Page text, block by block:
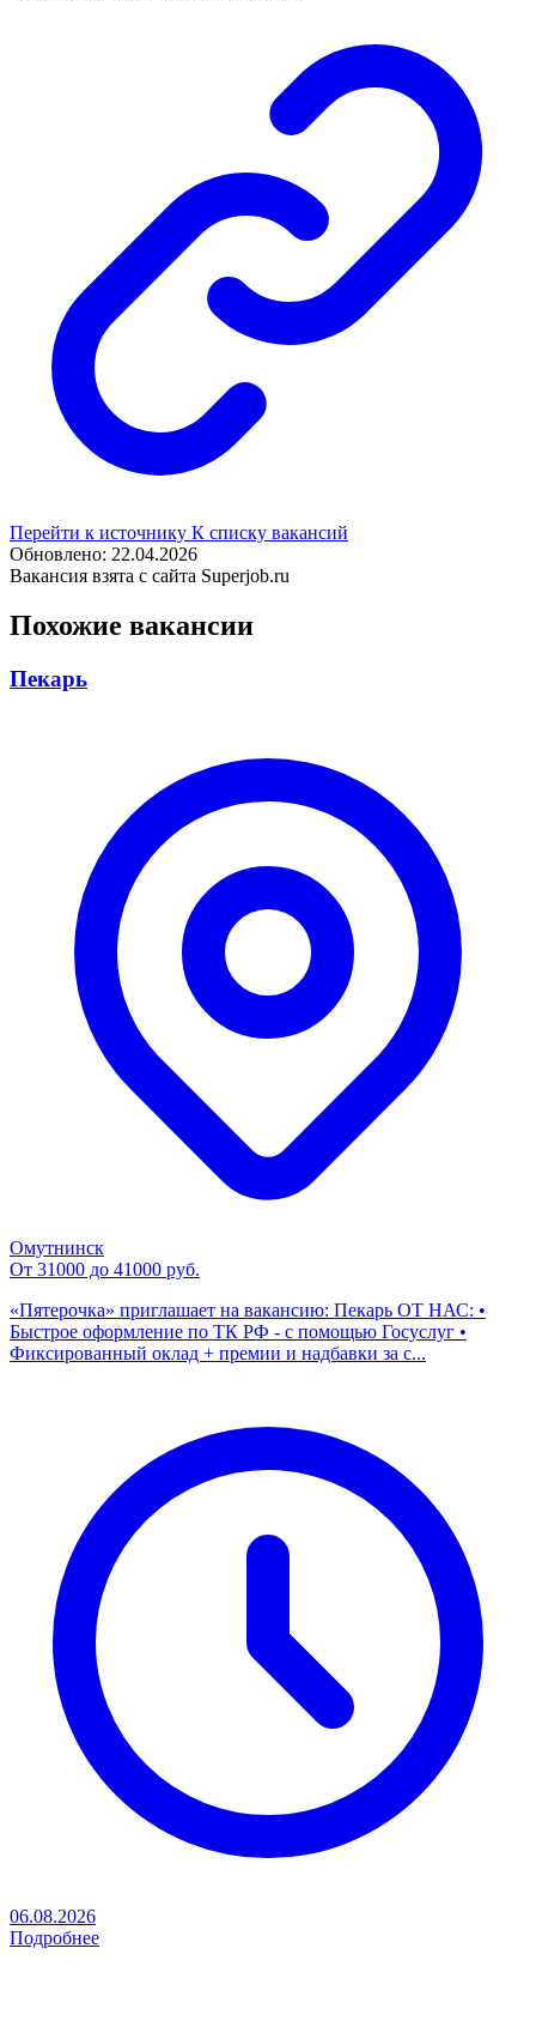
Перейти к источнику К списку вакансий
Обновлено: 22.04.2026
Вакансия взята с сайта Superjob.ru
Похожие вакансии
Пекарь
Омутнинск
От 31000 до 41000 руб.
«Пятерочка» приглашает на вакансию: Пекарь ОТ НАС: •
Быстрое оформление по ТК РФ - с помощью Госуслуг •
Фиксированный оклад + премии и надбавки за с...
06.08.2026
Подробнее